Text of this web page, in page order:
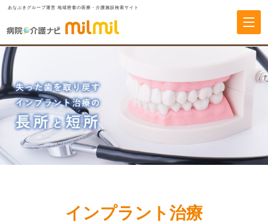
あなぶきグループ運営 地域密着の医療・介護施設検索サイト
インプラント治療